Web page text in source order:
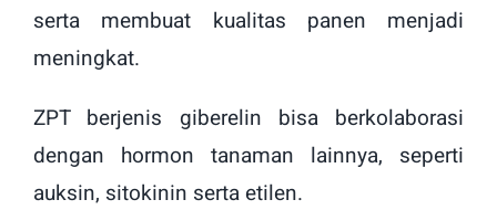
serta membuat kualitas panen menjadi
meningkat.
ZPT berjenis giberelin bisa berkolaborasi
dengan hormon tanaman lainnya, seperti
auksin, sitokinin serta etilen.